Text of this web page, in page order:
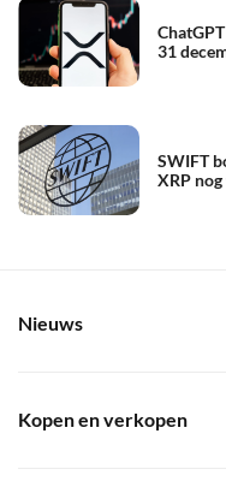
31
SWIFT
XRP
Nieuws
Kopen en verkopen